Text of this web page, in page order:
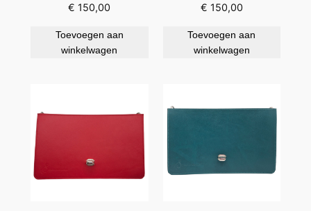
€ 150,00
Toevoegen aan
winkelwagen
€ 150,00
Toevoegen aan
winkelwagen